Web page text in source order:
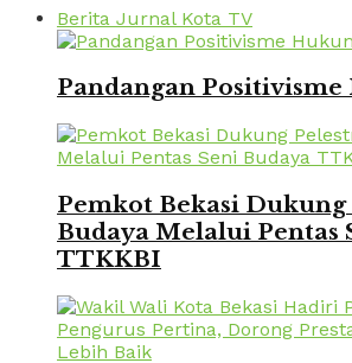
Berita Jurnal Kota TV
Pandangan
Pemkot Bekasi
Budaya Melalui Pentas
TTKKBI